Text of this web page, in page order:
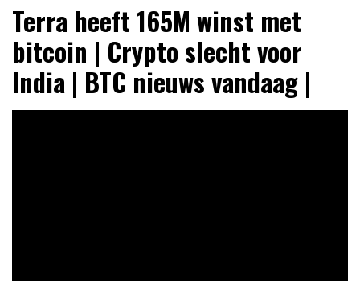
Terra heeft 165M winst met
bitcoin | Crypto slecht voor
India | BTC nieuws vandaag |